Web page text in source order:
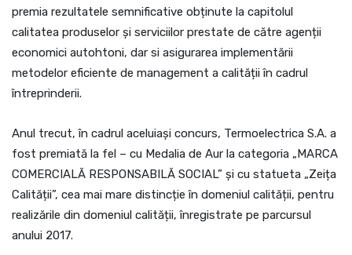
premia rezultatele semnificative obținute la capitolul
calitatea produselor şi serviciilor prestate de către agenții
economici autohtoni, dar si asigurarea implementării
metodelor eficiente de management a calității în cadrul
întreprinderii.
Anul trecut, în cadrul aceluiași concurs, Termoelectrica S.A. a
fost premiată la fel – cu Medalia de Aur la categoria „MARCA
COMERCIALĂ RESPONSABILĂ SOCIAL” și cu statueta „Zeița
Calității”, cea mai mare distincție în domeniul calității, pentru
realizările din domeniul calității, înregistrate pe parcursul
anului 2017.